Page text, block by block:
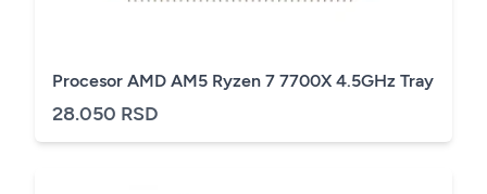
Procesor AMD AM5 Ryzen 7 7700X 4.5GHz Tray
28.050 RSD